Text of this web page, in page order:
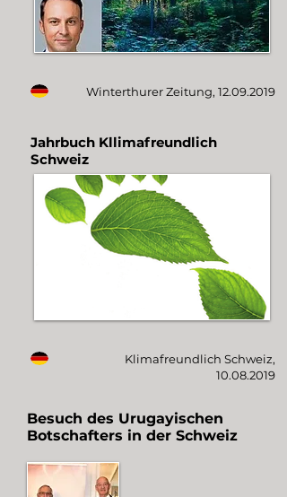
Winterthurer Zeitung, 12.09.2019
Jahrbuch Kllimafreundlich
Schweiz
Klimafreundlich Schweiz,
10.08.2019
Besuch des Urugayischen
Botschafters in der Schweiz